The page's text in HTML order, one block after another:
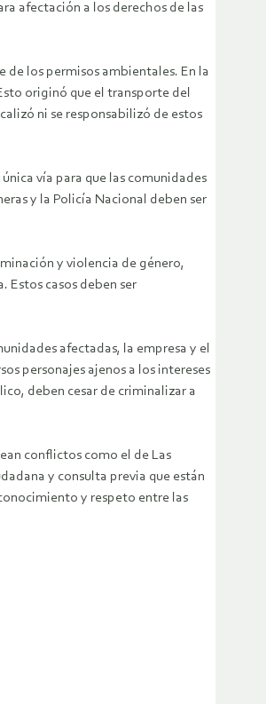
afectación a los derechos de las
de los permisos ambientales. En la
originó que el transporte del
ni se responsabilizó de estos
vía para que las comunidades
y la Policía Nacional deben ser
y violencia de género,
Estos casos deben ser
afectadas, la empresa y el
personajes ajenos a los intereses
deben cesar de criminalizar a
conflictos como el de Las
y consulta previa que están
y respeto entre las